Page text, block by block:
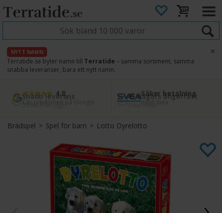
NYTT NAMN
Terratide.se byter namn till Terratide – samma sortiment, samma
snabba leveranser, bara ett nytt namn.
×
4.8
Läs omdömen på Google
Säker betalning
Snabb leverans
Direkt från lager
45 dagars ångerrätt
Brädspel>Spel för barn> Lotto Dyrelotto